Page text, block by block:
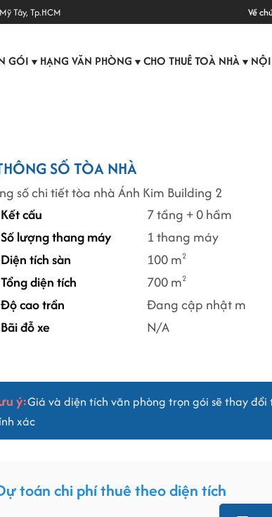
Tây, Tp.HCM Về
GÓI ▼ HẠNG VĂN PHÒNG ▼ CHO THUÊ TOÀ NHÀ ▼
SỐ TÒA NHÀ
số chi tiết tòa nhà Ánh Kim Building 2
Kết cấu
7 tầng + 0 hầm
Số lượng thang máy
1 thang máy
Diện tích sàn
100 m2
Tổng diện tích
700 m2
Độ cao trần
Đang cập nhật m
Bãi đỗ xe
N/A
ý:Giá và diện tích văn phòng trọn gói sẽ thay
xác
toán chi phí thuê theo diện tích